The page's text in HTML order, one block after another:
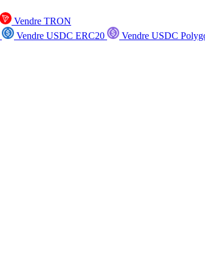
Vendre TRON
Vendre USDC ERC20
Vendre USDC